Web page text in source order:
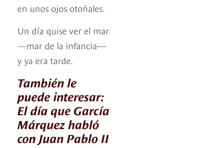
en unos ojos otoñales.
Un día quise ver el mar
—mar de la infancia—
y ya era tarde.
También le
puede interesar:
El día que García
Márquez habló
con Juan Pablo II